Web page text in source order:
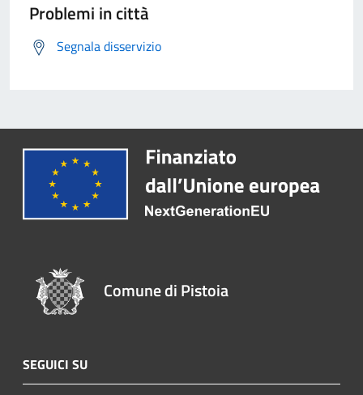
Problemi in città
Segnala disservizio
Comune di Pistoia
SEGUICI SU